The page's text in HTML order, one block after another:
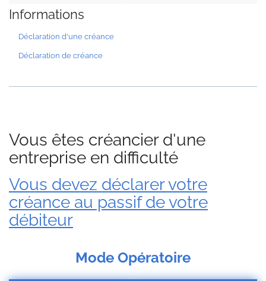
Informations
Déclaration d'une créance
Déclaration de créance
Vous êtes créancier d'une
entreprise en difficulté
Vous devez déclarer votre
créance au passif de votre
débiteur
Mode Opératoire